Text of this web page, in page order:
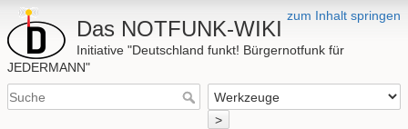
zum Inhalt springen
Das NOTFUNK-WIKI
Initiative "Deutschland funkt! Bürgernotfunk für
JEDERMANN"
>